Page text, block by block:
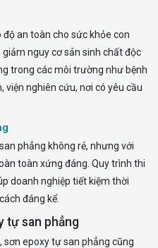
an toàn cho sức khỏe con
nguy cơ sản sinh chất độc
trong các môi trường như bệnh
viện nghiên cứu, nơi có yêu cầu
phẳng không rẻ, nhưng với
toàn xứng đáng. Quy trình thi
doanh nghiệp tiết kiệm thời
đáng kể.
tự san phẳng
epoxy tự san phẳng cũng